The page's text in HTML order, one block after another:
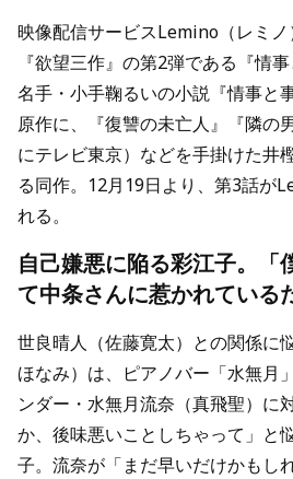
映像配信サービスLemino（レミ
『欲望三作』の第2弾である『情
名手・小手鞠るいの小説『情事と
原作に、『復讐の未亡人』『隣の
にテレビ東京）などを手掛けた井
る同作。12月19日より、第3話が
れる。
自己嫌悪に陥る彩江子。「
て中条さんに惹かれている
世良晴人（佐藤寛太）との関係に
ほなみ）は、ピアノバー「⽔無⽉
ンダー・水無月流奈（真飛聖）に
か、後味悪いことしちゃって」と
子。流奈が「まだ早いだけかもし